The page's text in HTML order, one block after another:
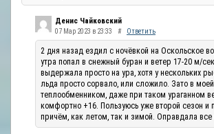
Денис Чайковский
07 Мар 2023 в 23:33 # Ответить
2 дня назад ездил с ночёвкой на Оскольское
утра попал в снежный буран и ветер 17-20 м/
выдержала просто на ура, хотя у нескольких
льда просто сорвало, или сложило. Зато в
теплообменником, даже при таком ураганном
комфортно +16. Пользуюсь уже второй сезон и
причём, как летом, так и зимой. Оправдала